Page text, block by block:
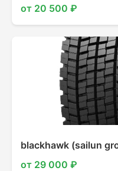
от 20 500 ₽
blackhawk (sailun
от 29 000 ₽